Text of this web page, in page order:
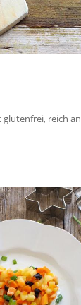
reich